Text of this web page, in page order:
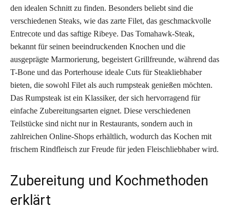
den idealen Schnitt zu finden. Besonders beliebt sind die
verschiedenen Steaks, wie das zarte Filet, das geschmackvolle
Entrecote und das saftige Ribeye. Das Tomahawk-Steak,
bekannt für seinen beeindruckenden Knochen und die
ausgeprägte Marmorierung, begeistert Grillfreunde, während das
T-Bone und das Porterhouse ideale Cuts für Steakliebhaber
bieten, die sowohl Filet als auch rumpsteak genießen möchten.
Das Rumpsteak ist ein Klassiker, der sich hervorragend für
einfache Zubereitungsarten eignet. Diese verschiedenen
Teilstücke sind nicht nur in Restaurants, sondern auch in
zahlreichen Online-Shops erhältlich, wodurch das Kochen mit
frischem Rindfleisch zur Freude für jeden Fleischliebhaber wird.
Zubereitung und Kochmethoden
erklärt